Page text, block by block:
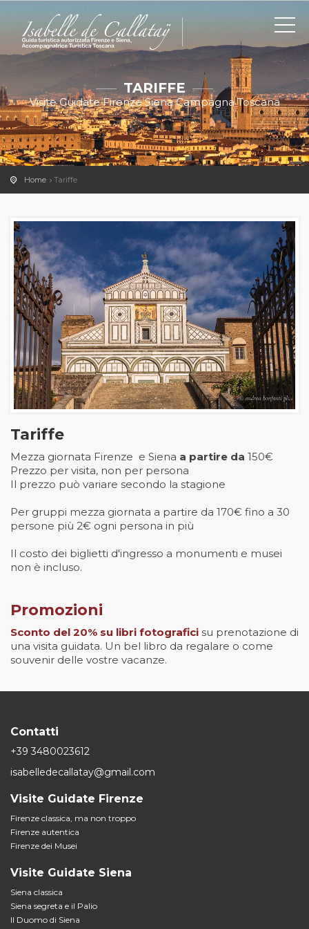
TARIFFE
Visite Guidate Firenze Siena Campagna Toscana
Home Tariffe
Tariffe
Mezza giornata Firenze e Siena a partire da 150€
Prezzo per visita, non per persona
Il prezzo può variare secondo la stagione
Per gruppi mezza giornata a partire da 170€ fino a 30
persone più 2€ ogni persona in più
Il costo dei biglietti d'ingresso a monumenti e musei
non è incluso.
Promozioni
Sconto del 20% su libri fotografici su prenotazione di
una visita guidata. Un bel libro da regalare o come
souvenir delle vostre vacanze.
Contatti
+39 3480023612
isabelledecallatay@gmail.com
Visite Guidate Firenze
Firenze classica, ma non troppo
Firenze autentica
Firenze dei Musei
Visite Guidate Siena
Siena classica
Siena segreta e il Palio
Il Duomo di Siena